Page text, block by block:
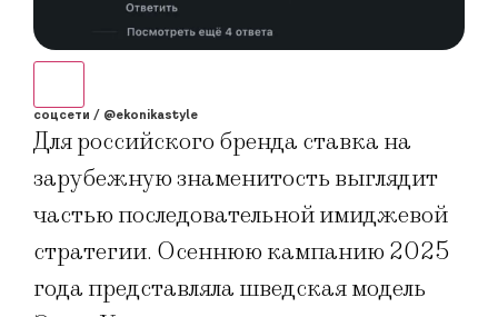
соцсети / @ekonikastyle
Для российского бренда ставка на
зарубежную знаменитость выглядит
частью последовательной имиджевой
стратегии. Осеннюю кампанию 2025
года представляла шведская модель